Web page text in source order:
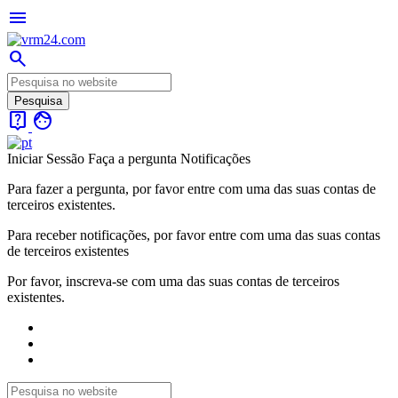
menu
search
live_help face
Iniciar Sessão Faça a pergunta Notificações
Para fazer a pergunta, por favor entre com uma das suas contas de
terceiros existentes.
Para receber notificações, por favor entre com uma das suas contas
de terceiros existentes
Por favor, inscreva-se com uma das suas contas de terceiros
existentes.